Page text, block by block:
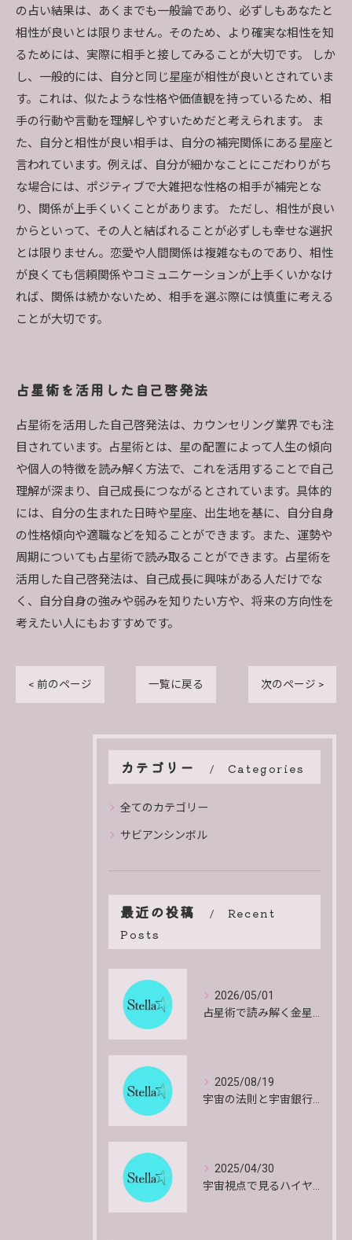
の占い結果は、あくまでも一般論であり、必ずしもあなたと
相性が良いとは限りません。そのため、より確実な相性を知
るためには、実際に相手と接してみることが大切です。 しか
し、一般的には、自分と同じ星座が相性が良いとされていま
す。これは、似たような性格や価値観を持っているため、相
手の行動や言動を理解しやすいためだと考えられます。 ま
た、自分と相性が良い相手は、自分の補完関係にある星座と
言われています。例えば、自分が細かなことにこだわりがち
な場合には、ポジティブで大雑把な性格の相手が補完とな
り、関係が上手くいくことがあります。 ただし、相性が良い
からといって、その人と結ばれることが必ずしも幸せな選択
とは限りません。恋愛や人間関係は複雑なものであり、相性
が良くても信頼関係やコミュニケーションが上手くいかなけ
れば、関係は続かないため、相手を選ぶ際には慎重に考える
ことが大切です。
占星術を活用した自己啓発法
占星術を活用した自己啓発法は、カウンセリング業界でも注
目されています。占星術とは、星の配置によって人生の傾向
や個人の特徴を読み解く方法で、これを活用することで自己
理解が深まり、自己成長につながるとされています。具体的
には、自分の生まれた日時や星座、出生地を基に、自分自身
の性格傾向や適職などを知ることができます。また、運勢や
周期についても占星術で読み取ることができます。占星術を
活用した自己啓発法は、自己成長に興味がある人だけでな
く、自分自身の強みや弱みを知りたい方や、将来の方向性を
考えたい人にもおすすめです。
< 前のページ 一覧に戻る 次のページ >
カテゴリー Categories
全てのカテゴリー
サビアンシンボル
最近の投稿
Recent
Posts
2026/05/01
2025/08/19
2025/04/30